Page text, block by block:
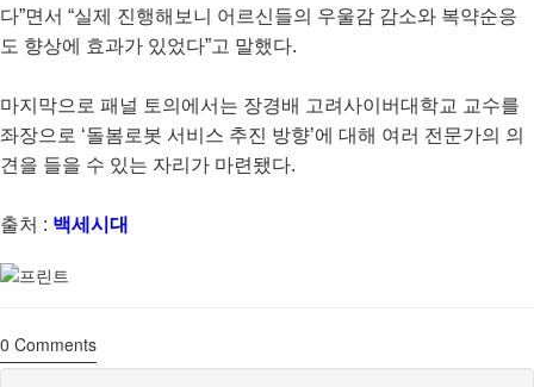
다”면서 “실제 진행해보니 어르신들의 우울감 감소와 복약순응
도 향상에 효과가 있었다”고 말했다.
마지막으로 패널 토의에서는 장경배 고려사이버대학교 교수를
좌장으로 ‘돌봄로봇 서비스 추진 방향’에 대해 여러 전문가의 의
견을 들을 수 있는 자리가 마련됐다.
출처 : 백세시대
0 Comments